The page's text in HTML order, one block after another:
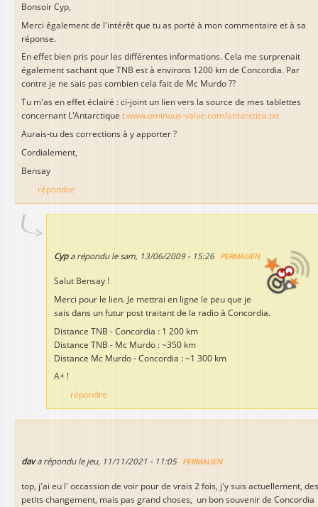
Bonsoir Cyp,
Merci également de l'intérêt que tu as porté à mon commentaire et à sa
réponse.
En effet bien pris pour les différentes informations. Cela me surprenait
également sachant que TNB est à environs 1200 km de Concordia. Par
contre je ne sais pas combien cela fait de Mc Murdo ??
Tu m'as en effet éclairé : ci-joint un lien vers la source de mes tablettes
concernant L'Antarctique : www.ominous-valve.com/antarctica.txt
Aurais-tu des corrections à y apporter ?
Cordialement,
Bensay
répondre
Cypa répondu le sam, 13/06/2009 - 15:26 PERMALIEN
Salut Bensay !
Merci pour le lien. Je mettrai en ligne le peu que je
sais dans un futur post traitant de la radio à Concordia.
Distance TNB - Concordia : 1 200 km
Distance TNB - Mc Murdo : ~350 km
Distance Mc Murdo - Concordia : ~1 300 km
A+ !
répondre
dava répondu le jeu, 11/11/2021 - 11:05 PERMALIEN
top, j'ai eu l' occassion de voir pour de vrais 2 fois, j'y suis actuellement, des
petits changement, mais pas grand choses, un bon souvenir de Concordia